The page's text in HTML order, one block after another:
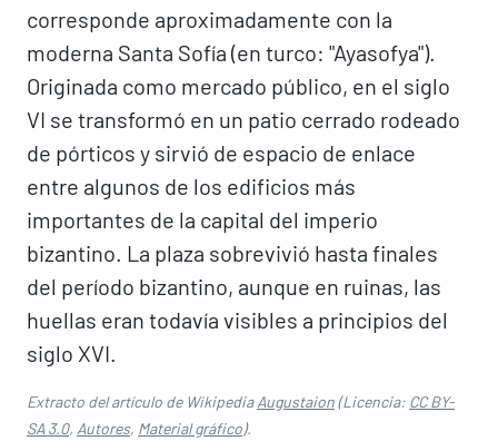
corresponde aproximadamente con la
moderna Santa Sofía (en turco: "Ayasofya").
Originada como mercado público, en el siglo
VI se transformó en un patio cerrado rodeado
de pórticos y sirvió de espacio de enlace
entre algunos de los edificios más
importantes de la capital del imperio
bizantino. La plaza sobrevivió hasta finales
del período bizantino, aunque en ruinas, las
huellas eran todavía visibles a principios del
siglo XVI.
Extracto del artículo de WikipediaAugustaion(Licencia: CC BY-
SA 3.0, Autores, Material gráfico).